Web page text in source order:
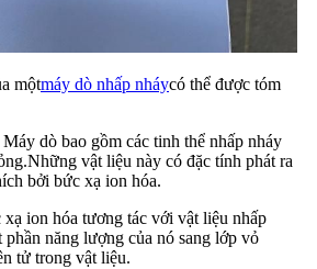
mộtmáy dò nhấp nháycó thể được tóm
dò bao gồm các tinh thể nhấp nháy
vật liệu này có đặc tính phát ra
bởi bức xạ ion hóa.
ion hóa tương tác với vật liệu nhấp
phần năng lượng của nó sang lớp vỏ
tử trong vật liệu.